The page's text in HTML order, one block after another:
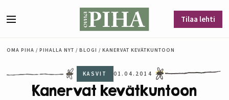
Tilaa lehti
OMA PIHA / PIHALLA NYT / BLOGI / KANERVAT KEVÄTKUNTOON
KASVIT 01.04.2014
Kanervat kevätkuntoon